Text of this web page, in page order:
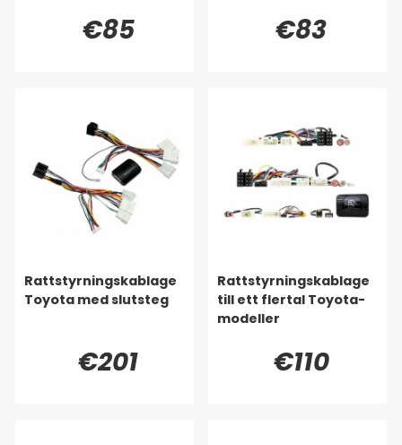
€85 €83
Rattstyrningskablage
Toyota med slutsteg
€201
Rattstyrningskablage
till ett flertal Toyota-
modeller
€110